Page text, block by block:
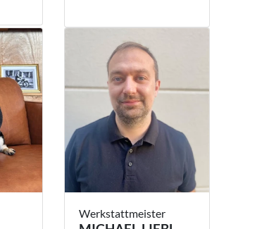
Werkstattmeister